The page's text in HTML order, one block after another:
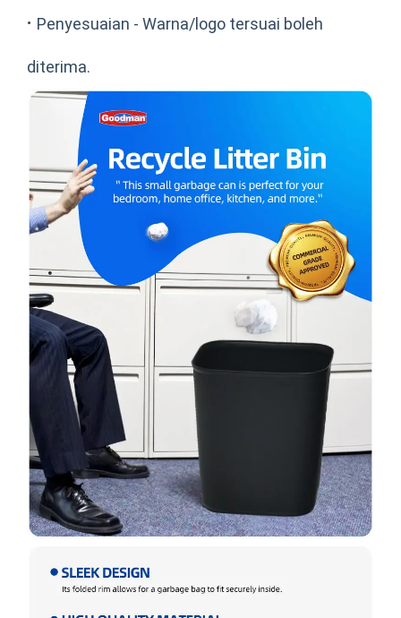
· Penyesuaian - Warna/logo tersuai boleh
diterima.